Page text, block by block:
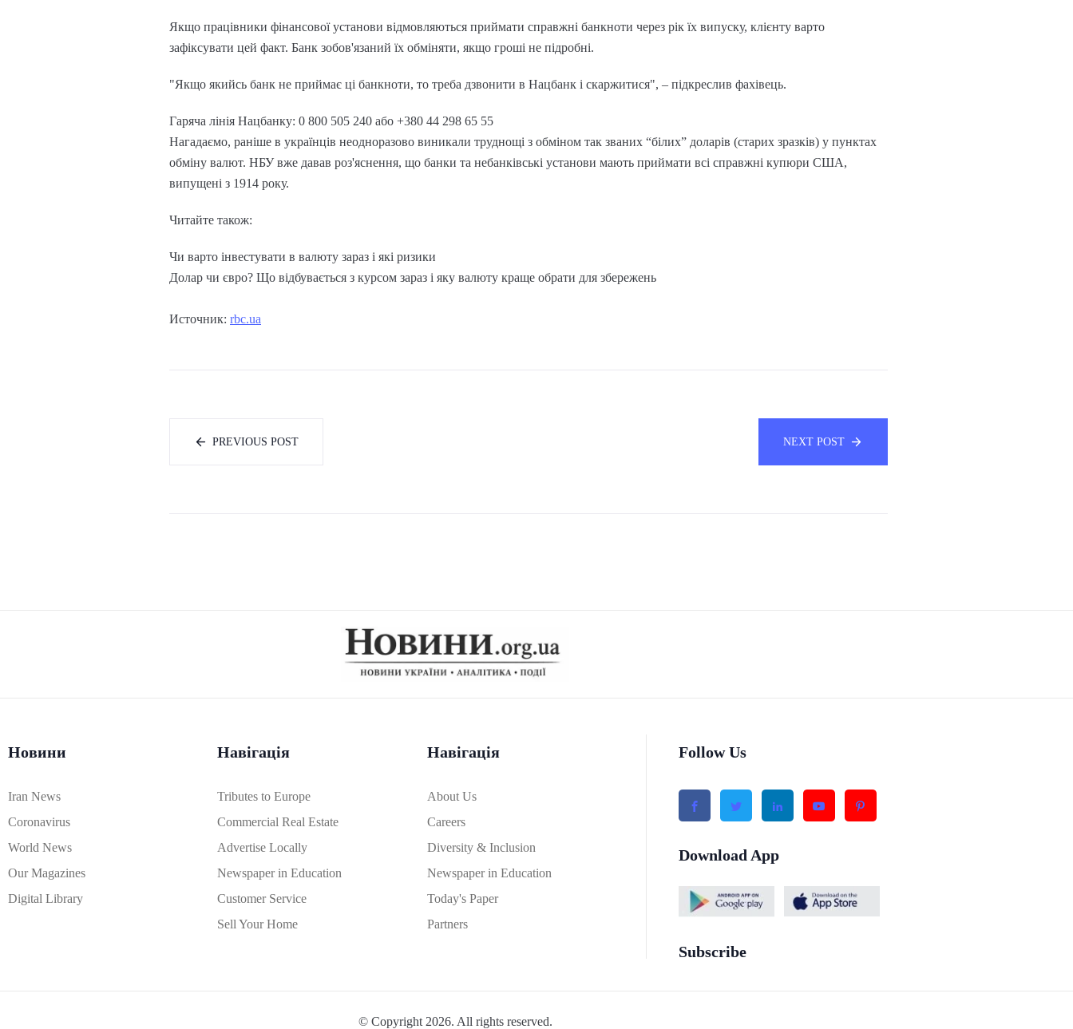
Якщо працівники фінансової установи відмовляються приймати справжні банкноти через рік їх випуску, клієнту варто
зафіксувати цей факт. Банк зобов'язаний їх обміняти, якщо гроші не підробні.
"Якщо якийсь банк не приймає ці банкноти, то треба дзвонити в Нацбанк і скаржитися", – підкреслив фахівець.
Гаряча лінія Нацбанку: 0 800 505 240 або +380 44 298 65 55
Нагадаємо, раніше в українців неодноразово виникали труднощі з обміном так званих “білих” доларів (старих зразків) у пунктах
обміну валют. НБУ вже давав роз'яснення, що банки та небанківські установи мають приймати всі справжні купюри США,
випущені з 1914 року.
Читайте також:
Чи варто інвестувати в валюту зараз і які ризики
Долар чи євро? Що відбувається з курсом зараз і яку валюту краще обрати для збережень
Источник: rbc.ua
PREVIOUS POST NEXT POST
Новини
Iran News
Coronavirus
World News
Our Magazines
Digital Library
Навігація
Tributes to Europe
Commercial Real Estate
Advertise Locally
Newspaper in Education
Customer Service
Sell Your Home
Навігація
About Us
Careers
Diversity & Inclusion
Newspaper in Education
Today's Paper
Partners
Follow Us
Download App
Subscribe
© Copyright 2026. All rights reserved.